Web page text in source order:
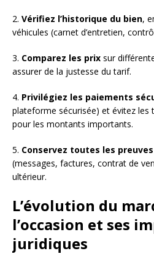
2. Vérifiez l’historique du bien,
véhicules (carnet d’entretien,
3. Comparez les prix sur
assurer de la justesse du tarif.
4. Privilégiez les paiements
plateforme sécurisée) et évitez les
pour les montants importants.
5. Conservez toutes les
(messages, factures, contrat de
ultérieur.
L’évolution du
l’occasion et ses
juridiques